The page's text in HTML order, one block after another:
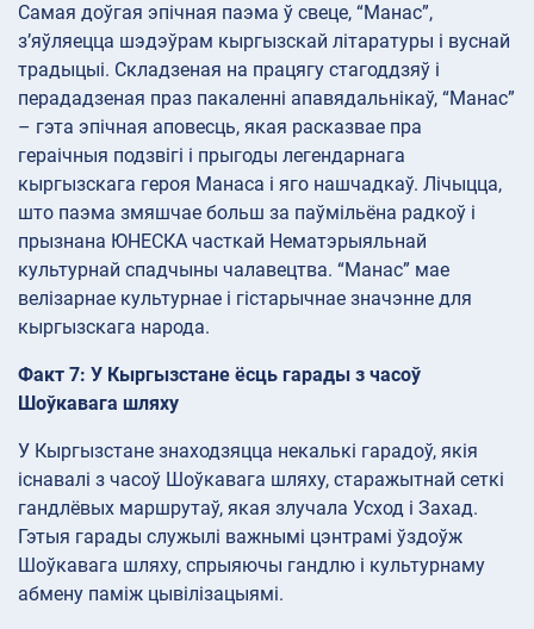
Самая доўгая эпічная паэма ў свеце, “Манас”,
з’яўляецца шэдэўрам кыргызскай літаратуры і вуснай
традыцыі. Складзеная на працягу стагоддзяў і
перададзеная праз пакаленні апавядальнікаў, “Манас”
– гэта эпічная аповесць, якая расказвае пра
гераічныя подзвігі і прыгоды легендарнага
кыргызскага героя Манаса і яго нашчадкаў. Лічыцца,
што паэма змяшчае больш за паўмільёна радкоў і
прызнана ЮНЕСКА часткай Нематэрыяльнай
культурнай спадчыны чалавецтва. “Манас” мае
велізарнае культурнае і гістарычнае значэнне для
кыргызскага народа.
Факт 7: У Кыргызстане ёсць гарады з часоў
Шоўкавага шляху
У Кыргызстане знаходзяцца некалькі гарадоў, якія
існавалі з часоў Шоўкавага шляху, старажытнай сеткі
гандлёвых маршрутаў, якая злучала Усход і Захад.
Гэтыя гарады служылі важнымі цэнтрамі ўздоўж
Шоўкавага шляху, спрыяючы гандлю і культурнаму
абмену паміж цывілізацыямі.